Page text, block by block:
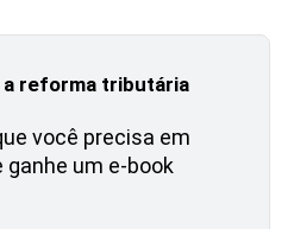
reforma tributária
você precisa em
um e-book